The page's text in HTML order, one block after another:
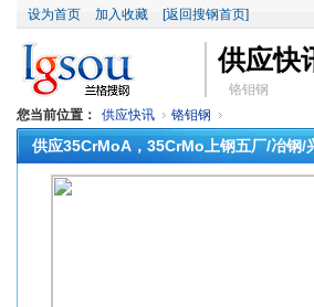
设为首页 加入收藏 [返回搜钢首页]
供应快
铬钼钢
您当前位置：
供应快讯 铬钼钢
供应35CrMoA，35CrMo上钢五厂/冶钢/